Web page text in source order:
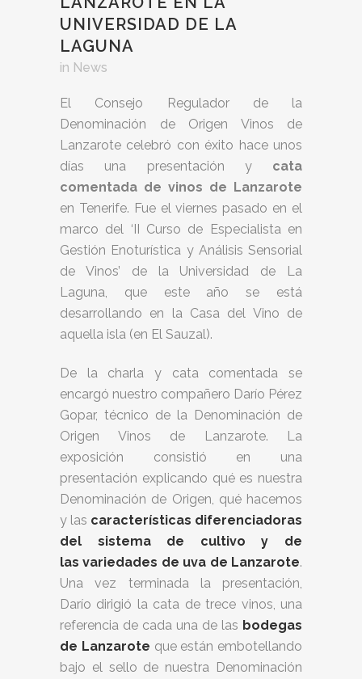
UNIVERSIDAD DE LA
LAGUNA
in News
El Consejo Regulador de la
Denominación de Origen Vinos de
Lanzarote celebró con éxito hace unos
días una presentación y cata
comentada de vinos de Lanzarote
en Tenerife. Fue el viernes pasado en el
marco del ‘II Curso de Especialista en
Gestión Enoturística y Análisis Sensorial
de Vinos’ de la Universidad de La
Laguna, que este año se está
desarrollando en la Casa del Vino de
aquella isla (en El Sauzal).
De la charla y cata comentada se
encargó nuestro compañero Darío Pérez
Gopar, técnico de la Denominación de
Origen Vinos de Lanzarote. La
exposición consistió en una
presentación explicando qué es nuestra
Denominación de Origen, qué hacemos
y las características diferenciadoras
del sistema de cultivo y de
las variedades de uva de Lanzarote.
Una vez terminada la presentación,
Darío dirigió la cata de trece vinos, una
referencia de cada una de las bodegas
de Lanzarote que están embotellando
bajo el sello de nuestra Denominación